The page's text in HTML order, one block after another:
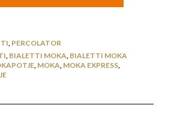
, PERCOLATOR
, BIALETTI MOKA, BIALETTI MOKA
, MOKA, MOKA EXPRESS,